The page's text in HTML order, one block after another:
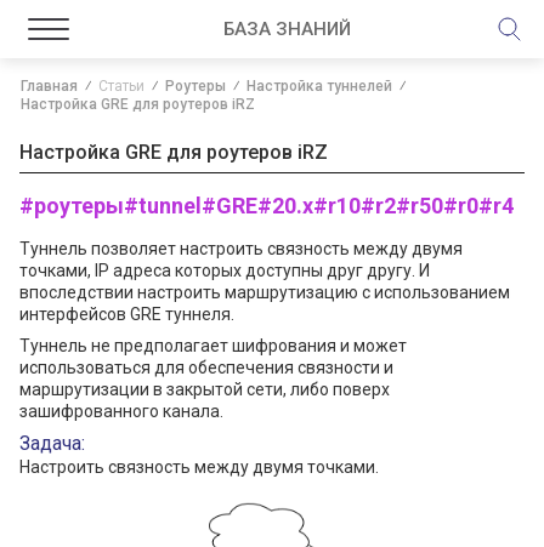
БАЗА ЗНАНИЙ
Главная Статьи Роутеры
Настройка туннелей
Настройка GRE для роутеров iRZ
Настройка GRE для роутеров iRZ
#роутеры#tunnel #GRE#20.x#r10#r2#r50#r0#r4
Туннель позволяет настроить связность между двумя
точками, IP адреса которых доступны друг другу. И
впоследствии настроить маршрутизацию с использованием
интерфейсов GRE туннеля.
Туннель не предполагает шифрования и может
использоваться для обеспечения связности и
маршрутизации в закрытой сети, либо поверх
зашифрованного канала.
Задача:
Настроить связность между двумя точками.